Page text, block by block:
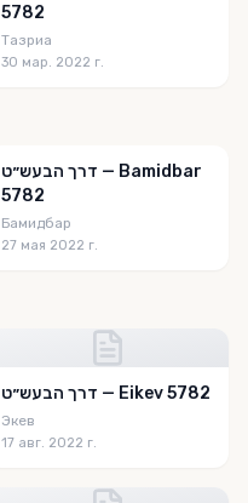
5782
Тазриа
30 мар. 2022 г.
דרך הבעש״ט — Bamidbar
5782
Бамидбар
27 мая 2022 г.
דרך הבעש״ט — Eikev 5782
Экев
17 авг. 2022 г.